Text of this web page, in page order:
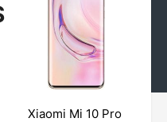
Xiaomi Mi 10 Pro